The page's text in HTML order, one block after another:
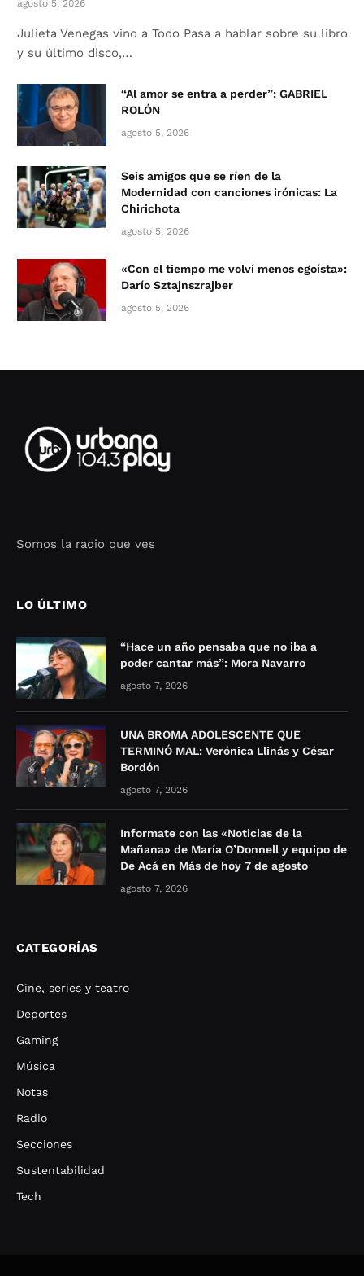
agosto 5, 2026
Julieta Venegas vino a Todo Pasa a hablar sobre su libro
y su último disco,…
“Al amor se entra a perder”: GABRIEL
ROLÓN
agosto 5, 2026
Seis amigos que se ríen de la
Modernidad con canciones irónicas: La
Chirichota
agosto 5, 2026
«Con el tiempo me volví menos egoísta»:
Darío Sztajnszrajber
agosto 5, 2026
Somos la radio que ves
LO ÚLTIMO
“Hace un año pensaba que no iba a
poder cantar más”: Mora Navarro
agosto 7, 2026
UNA BROMA ADOLESCENTE QUE
TERMINÓ MAL: Verónica Llinás y César
Bordón
agosto 7, 2026
Informate con las «Noticias de la
Mañana» de María O’Donnell y equipo de
De Acá en Más de hoy 7 de agosto
agosto 7, 2026
CATEGORÍAS
Cine, series y teatro
Deportes
Gaming
Música
Notas
Radio
Secciones
Sustentabilidad
Tech